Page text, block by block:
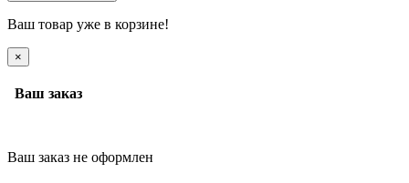
Ваш товар уже в корзине!
×
Ваш заказ
Ваш заказ не оформлен